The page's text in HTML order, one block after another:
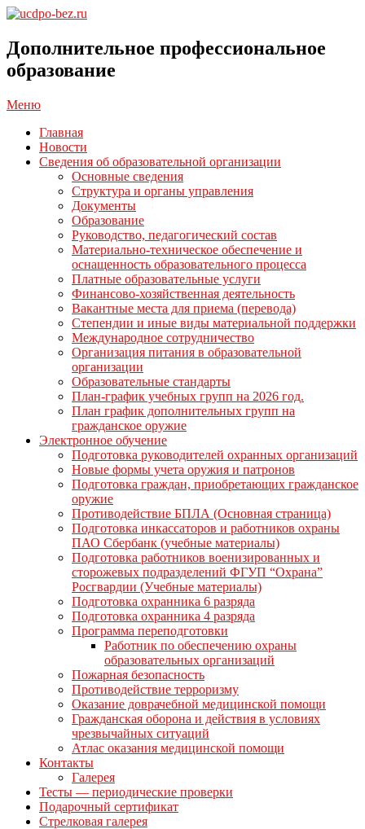
Перейти
содержимому
bez.ru
Дополнительное профессиональное
образование
Главное
меню
Меню
Главная
Новости
Сведения об образовательной организации
Основные сведения
Структура и органы управления
Документы
Образование
Руководство, педагогический состав
Материально-техническое обеспечение и
оснащенность образовательного процесса
Платные образовательные услуги
Финансово-хозяйственная деятельность
Вакантные места для приема (перевода)
Степендии и иные виды материальной поддержки
Международное сотрудничество
Организация питания в образовательной
организации
Образовательные стандарты
План-график учебных групп на 2026 год.
План график дополнительных групп на
гражданское оружие
Электронное обучение
Подготовка руководителей охранных организаций
Новые формы учета оружия и патронов
Подготовка граждан, приобретающих гражданское
оружие
Противодействие БПЛА (Основная страница)
Подготовка инкассаторов и работников охраны
ПАО Сбербанк (учебные материалы)
Подготовка работников военизированных и
сторожевых подразделений ФГУП “Охрана”
Росгвардии (Учебные материалы)
Подготовка охранника 6 разряда
Подготовка охранника 4 разряда
Программа переподготовки
Работник по обеспечению охраны
образовательных организаций
Пожарная безопасность
Противодействие терроризму
Оказание доврачебной медицинской помощи
Гражданская оборона и действия в условиях
чрезвычайных ситуаций
Атлас оказания медицинской помощи
Контакты
Галерея
Тесты — периодические проверки
Подарочный сертификат
Стрелковая галерея